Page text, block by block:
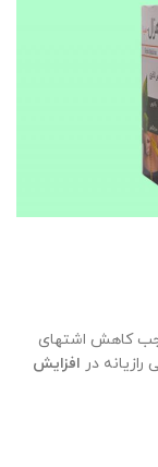
کاهش اشتهای
در افزایش